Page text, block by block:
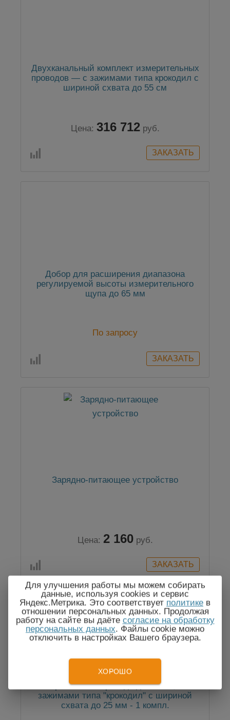
Двухканальный комплект измерительных
проводов — с зажимами типа крокодил с
шириной схвата до 55 см
Цена: 316 712 руб.
Добор для расширения диапазона
регулируемой высоты измерительного
щупа до 65 мм
По запросу
Зарядно-питающее устройство
Цена: 2 160 руб.
Измерительные провода длиной 1,5 м с
зажимами типа "крокодил" с шириной
схвата до 25 мм - 1 компл.
Для улучшения работы мы можем собирать
данные, используя cookies и сервис
Яндекс.Метрика. Это соответствует политике в
отношении персональных данных. Продолжая
работу на сайте вы даёте согласие на обработку
персональных данных. Файлы cookie можно
отключить в настройках Вашего браузера.
ХОРОШО